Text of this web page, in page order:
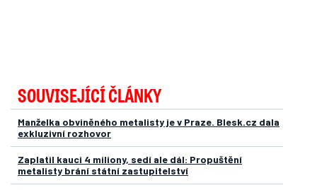
SOUVISEJÍCÍ ČLÁNKY
Manželka obviněného metalisty je v Praze. Blesk.cz dala
exkluzivní rozhovor
Zaplatil kauci 4 miliony, sedí ale dál: Propuštění
metalisty brání státní zastupitelství